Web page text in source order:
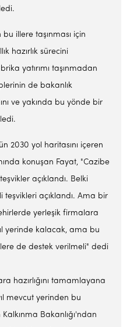
bu illere taşınması için
hazırlık sürecini
yatırımı taşınmadan
de bakanlık
ve yakında bu yönde bir
2030 yol haritasını içeren
konuşan Fayat, "Cazibe
açıklandı. Belki
açıklandı. Ama bir
yerleşik firmalara
yerinde kalacak, ama bu
de destek verilmeli" dedi
hazırlığını tamamlayana
mevcut yerinden bu
Bakanlığı'ndan